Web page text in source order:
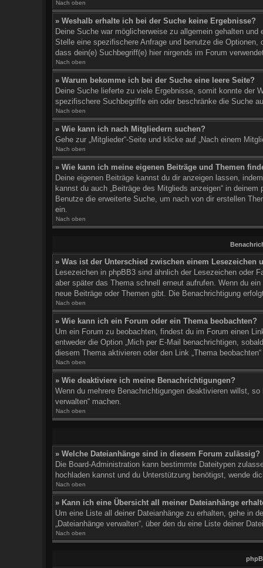
Nach oben
» Weshalb erhalte ich bei der Suche keine Ergebnisse?
Deine Suche war möglicherweise zu allgemein gehalten
Stelle eine spezifischere Anfrage und benutze die
dass dein(e) Suchbegriff(e) hier nirgends im Forum
Nach oben
» Warum bekomme ich bei der Suche eine leere Seite?
Deine Suche lieferte zu viele Ergebnisse, somit konnte der
spezifischere Suchbegriffe ein oder beschränke die Suche
Nach oben
» Wie kann ich nach Mitgliedern suchen?
Gehe zur „Mitglieder“-Seite und klicke auf „Nach einem
Nach oben
» Wie kann ich meine eigenen Beiträge und Themen
Deine eigenen Beiträge kannst du dir anzeigen lassen,
kannst du auch „Beiträge des Mitglieds anzeigen“ in
Benutze die erweiterte Suche, um nach von dir erstellen
ein.
Nach oben
» Was ist der Unterschied zwischen einem
Lesezeichen in phpBB3 sind ähnlich der Lesezeichen oder
aber später das Thema schnell erneut aufrufen. Wenn du
neue Beiträge oder Themen gibt. Die Benachrichtigung
Nach oben
» Wie kann ich ein Forum oder ein Thema beobachten?
Um ein Forum zu beobachten, findest du im Forum einen
entweder die Option „Mich per E-Mail benachrichtigen,
diesem Thema aktivieren oder den Link „Thema
Nach oben
» Wie deaktiviere ich meine Benachrichtigungen?
Wenn du mehrere Benachrichtigungen deaktivieren willst,
verwalten“ machen.
Nach oben
» Welche Dateianhänge sind in diesem Forum zulässig?
Die Board-Administration kann bestimmte Dateitypen
hochladen kannst und du Unterstützung benötigst, wende
Nach oben
» Kann ich eine Übersicht all meiner Dateianhänge
Um eine Liste all deiner Dateianhänge zu erhalten, gehe in
„Dateianhänge verwalten“, über den du eine Liste deiner
Nach oben